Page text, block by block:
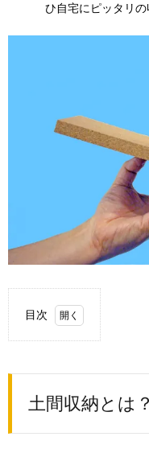
ひ自宅にピッタリの
目次
1.
収納
は？
特徴
土間収納とは